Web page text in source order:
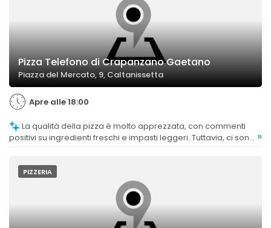
Pizza Telefono di Crapanzano Gaetano
Piazza del Mercato, 9, Caltanissetta
Apre alle 18:00
positivi su ingredienti freschi e impasti leggeri. Tuttavia, ci sono »
PIZZERIA